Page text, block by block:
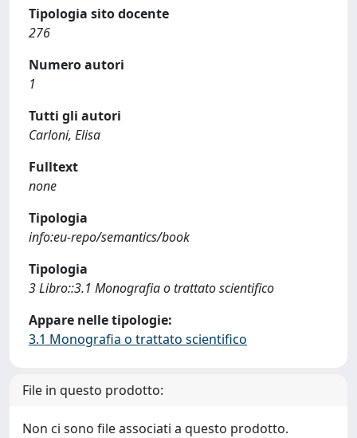
Tipologia sito docente
276
Numero autori
1
Tutti gli autori
Carloni, Elisa
Fulltext
none
Tipologia
info:eu-repo/semantics/book
Tipologia
3 Libro::3.1 Monografia o trattato scientifico
Appare nelle tipologie:
3.1 Monografia o trattato scientifico
File in questo prodotto:
Non ci sono file associati a questo prodotto.